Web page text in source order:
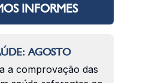
INFORMES
AGOSTO
a comprovação das